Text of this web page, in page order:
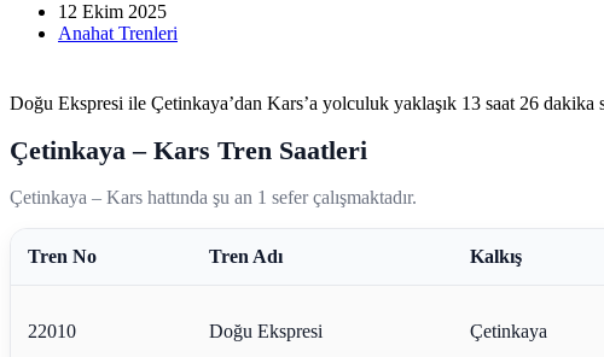
12 Ekim 2025
Anahat Trenleri
Doğu Ekspresi ile Çetinkaya’dan Kars’a yolculuk yaklaşık 13 saat 26
Çetinkaya – Kars Tren Saatleri
Çetinkaya – Kars hattında şu an 1 sefer çalışmaktadır.
Tren No Tren Adı Kalkış
22010 Doğu Ekspresi Çetinkaya